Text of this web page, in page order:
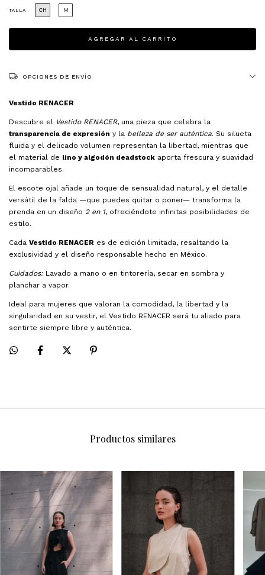
TALLA CH M
OPCIONES DE ENVÍO
Vestido RENACER
Descubre el Vestido RENACER, una pieza que celebra la
transparencia de expresión y la belleza de ser auténtica. Su silueta
fluida y el delicado volumen representan la libertad, mientras que
el material de lino y algodón deadstock aporta frescura y suavidad
incomparables.
El escote ojal añade un toque de sensualidad natural, y el detalle
versátil de la falda —que puedes quitar o poner— transforma la
prenda en un diseño 2 en 1, ofreciéndote infinitas posibilidades de
estilo.
Cada Vestido RENACER es de edición limitada, resaltando la
exclusividad y el diseño responsable hecho en México.
Cuidados: Lavado a mano o en tintorería, secar en sombra y
planchar a vapor.
Ideal para mujeres que valoran la comodidad, la libertad y la
singularidad en su vestir, el Vestido RENACER será tu aliado para
sentirte siempre libre y auténtica.
Productos similares